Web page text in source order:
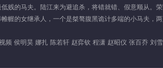
贱的马夫。陆江来为避追杀，将错就错、假意顺从。
幄的女继承人，一个是桀骜腹黑诡计多端的小马夫，
频 侯明昊 娜扎 陈若轩 赵弈钦 程潇 赵昭仪 张百乔 刘